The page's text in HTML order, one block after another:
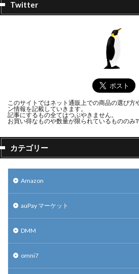
Twitter
このサイトではネット通販上での商品の選び方
ン情報を記載していきます。
記事にするもの全てはつぶやきません。
お買い得なものや数量が限られているもののみ
カテゴリー
Amazon
auPay マーケット
DMM
omni7